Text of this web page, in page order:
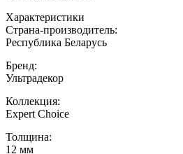
Характеристики
Страна-производитель:
Республика Беларусь
Бренд:
Ультрадекор
Коллекция:
Expert Choice
Толщина:
12 мм